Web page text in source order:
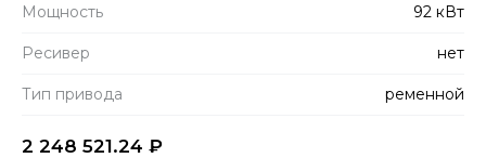
Мощность 92 кВт
Ресивер нет
Тип привода ременной
2 248 521.24 ₽